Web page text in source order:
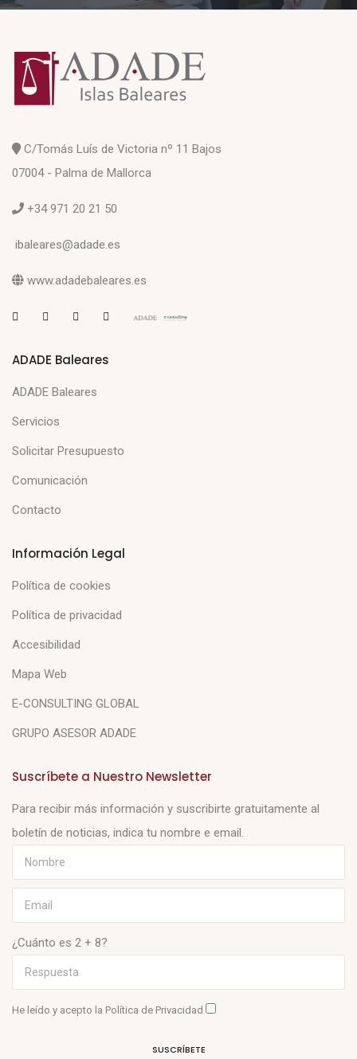
C/Tomás Luís de Victoria nº 11 Bajos
07004 - Palma de Mallorca
+34 971 20 21 50
ibaleares@adade.es
www.adadebaleares.es
ADADE Baleares
ADADE Baleares
Servicios
Solicitar Presupuesto
Comunicación
Contacto
Información Legal
Política de cookies
Política de privacidad
Accesibilidad
Mapa Web
E-CONSULTING GLOBAL
GRUPO ASESOR ADADE
Suscríbete a Nuestro Newsletter
Para recibir más información y suscribirte gratuitamente al
boletín de noticias, indica tu nombre e email.
¿Cuánto es 2 + 8?
He leído y acepto la Política de Privacidad
SUSCRÍBETE